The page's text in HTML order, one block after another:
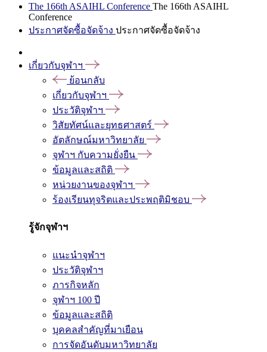
The 166th ASAIHL Conference The 166th ASAIHL
Conference
ประกาศจัดซื้อจัดจ้าง ประกาศจัดซื้อจัดจ้าง
เกี่ยวกับจุฬาฯ
ย้อนกลับ
เกี่ยวกับจุฬาฯ
ประวัติจุฬาฯ
วิสัยทัศน์และยุทธศาสตร์
อัตลักษณ์มหาวิทยาลัย
จุฬาฯ กับความยั่งยืน
ข้อมูลและสถิติ
หน่วยงานของจุฬาฯ
ร้องเรียนทุจริตและประพฤติมิชอบ
รู้จักจุฬาฯ
แนะนำจุฬาฯ
ประวัติจุฬาฯ
ภารกิจหลัก
จุฬาฯ 100 ปี
ข้อมูลและสถิติ
บุคคลสำคัญที่มาเยือน
การจัดอันดับมหาวิทยาลัย